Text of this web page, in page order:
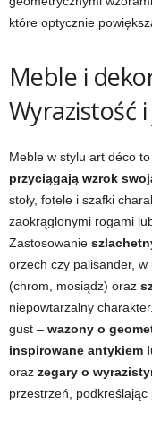
które optycznie
Meble i
Wyrazistość
Meble w stylu art déco
przyciągają wzrok
stoły, fotele i szafki
zaokrąglonymi rogami
Zastosowanie
orzech czy palisander, w
(chrom, mosiądz) oraz
niepowtarzalny
gust – wazony o
inspirowane antykiem
oraz zegary o
przestrzeń, podkreślając